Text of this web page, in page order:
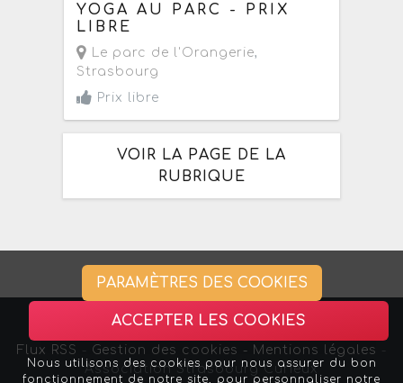
YOGA AU PARC - PRIX
LIBRE
Le parc de l'Orangerie,
Strasbourg
Prix libre
VOIR LA PAGE DE LA
RUBRIQUE
Flux RSS Gestion des cookies - Mentions légales
Association Strasbourg Curieux
PARAMÈTRES DES COOKIES
ACCEPTER LES COOKIES
Nous utilisons des cookies pour nous assurer du bon
fonctionnement de notre site, pour personnaliser notre